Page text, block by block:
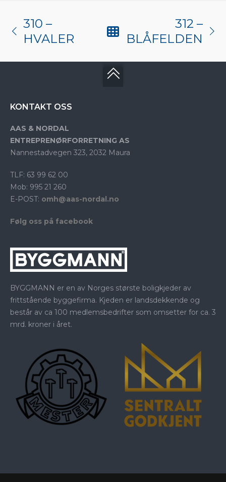
310 –
HVALER
312 –
BLÅFELDEN
KONTAKT OSS
AAS & NORDAL
ENTREPRENØRFORRETNING AS
Nannestadvegen 323, 2032 Maura
TLF: 63 99 62 00
Mob: 995 21 260
E-POST: omh@aas-nordal.no
Følg oss på facebook
BYGGMANN er en av Norges største boligkjeder av
frittstående byggefirma. Kjeden er landsdekkende og
består av ca 100 medlemsbedrifter som omsetter for ca. 3
mrd. kroner i året.